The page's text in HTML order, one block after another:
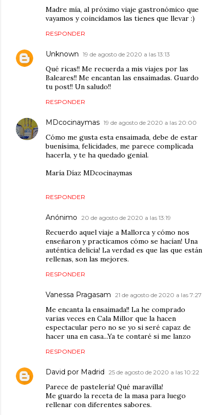
Madre mía, al próximo viaje gastronómico que
vayamos y coincidamos las tienes que llevar :)
RESPONDER
Unknown 19 de agosto de 2020 a las 13:13
Qué ricas!! Me recuerda a mis viajes por las
Baleares!! Me encantan las ensaimadas. Guardo
tu post!! Un saludo!!
RESPONDER
MDcocinaymas 19 de agosto de 2020 a las 20:00
Cómo me gusta esta ensaimada, debe de estar
buenísima, felicidades, me parece complicada
hacerla, y te ha quedado genial.
María Díaz MDcocinaymas
RESPONDER
Anónimo 20 de agosto de 2020 a las 13:19
Recuerdo aquel viaje a Mallorca y cómo nos
enseñaron y practicamos cómo se hacían! Una
auténtica delicia! La verdad es que las que están
rellenas, son las mejores.
RESPONDER
Vanessa Pragasam 21 de agosto de 2020 a las 7:27
Me encanta la ensaimada!! La he comprado
varias veces en Cala Millor que la hacen
espectacular pero no se yo si seré capaz de
hacer una en casa...Ya te contaré si me lanzo
RESPONDER
David por Madrid 25 de agosto de 2020 a las 10:22
Parece de pastelería! Qué maravilla!
Me guardo la receta de la masa para luego
rellenar con diferentes sabores.